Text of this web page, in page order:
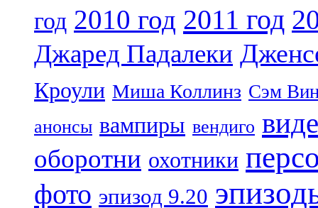
год 2010 год 2011 год
Джаред Падалеки
Кроули Миша Коллинз Сэм
анонсы вампиры вендиго
оборотни охотники
фото эпизод 9.20